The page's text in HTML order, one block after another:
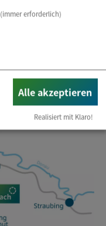
(immer erforderlich)
Alle akzeptieren
Realisiert mit Klaro!